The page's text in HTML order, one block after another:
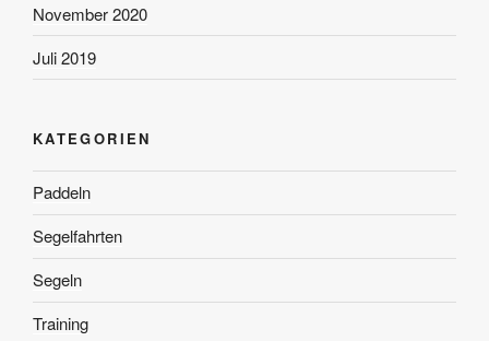
November 2020
Juli 2019
KATEGORIEN
Paddeln
Segelfahrten
Segeln
Training